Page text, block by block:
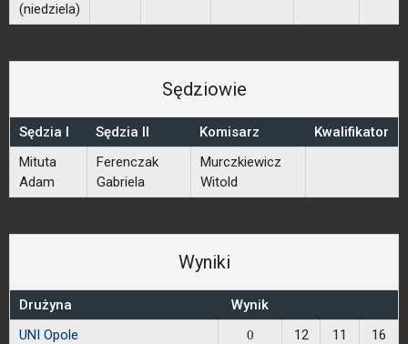
(niedziela)
Sędziowie
Sędzia I Sędzia II Komisarz
Kwalifikator
Mituta
Adam
Ferenczak
Gabriela
Murczkiewicz
Witold
Wyniki
Drużyna
Wynik
UNI Opole
0 12 11
16